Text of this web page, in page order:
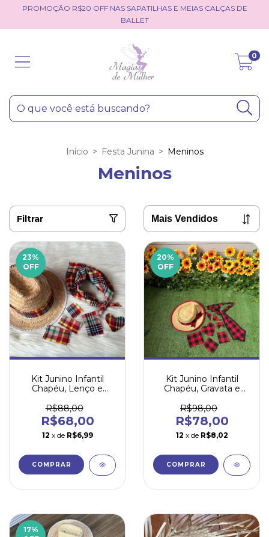
PROMOÇÃO R$20 OFF NAS SAPATILHAS E MEIAS CALÇAS DE
BALLET
0
Início > Festa Junina > Meninos
Meninos
Filtrar
23%
OFF
Kit Junino Infantil
Chapéu, Lenço e
R$88,00
R$68,00
12 x de R$6,99
20%
OFF
Kit Junino Infantil
Chapéu, Gravata e
R$98,00
R$78,00
12 x de R$8,02
17%